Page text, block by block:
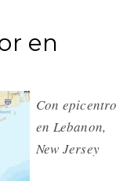
en
Con epicentro
en Lebanon,
New Jersey